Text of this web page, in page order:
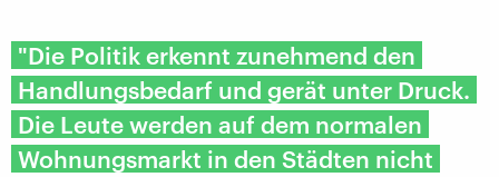
"Die Politik erkennt zunehmend den
Handlungsbedarf und gerät unter Druck.
Die Leute werden auf dem normalen
Wohnungsmarkt in den Städten nicht